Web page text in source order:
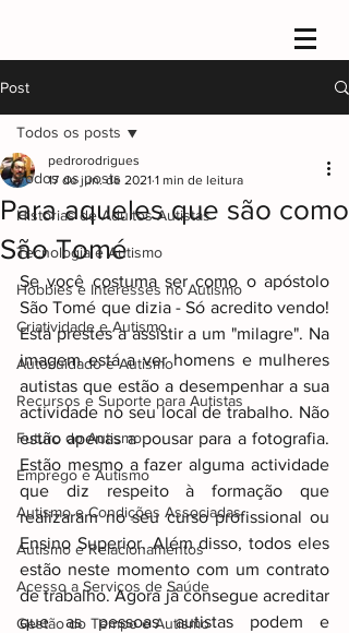
Post
Todos os posts
Histórias de Adultos Autistas
Tecnologia e Autismo
Hobbies e Interesses no Autismo
Criatividade e Autismo
Autocuidado e Autismo
Recursos e Suporte para Autistas
Futuro do Autismo
Emprego e Autismo
Autismo e Condições Associadas
Autismo e Relacionamentos
Acesso a Serviços de Saúde
Gestão do Tempo e Autismo
Todos os posts
Para aqueles que são como
São Tomé
pedrorodrigues
17 de jun. de 2021 1 min de leitura
Se você costuma ser como o apóstolo
São Tomé que dizia - Só acredito vendo!
Está prestes a assistir a um "milagre". Na
imagem está a ver homens e mulheres
autistas que estão a desempenhar a sua
actividade no seu local de trabalho. Não
estão apenas a pousar para a fotografia.
Estão mesmo a fazer alguma actividade
que diz respeito à formação que
realizaram no seu curso profissional ou
Ensino Superior. Além disso, todos eles
estão neste momento com um contrato
de trabalho. Agora já consegue acreditar
que as pessoas autistas podem e